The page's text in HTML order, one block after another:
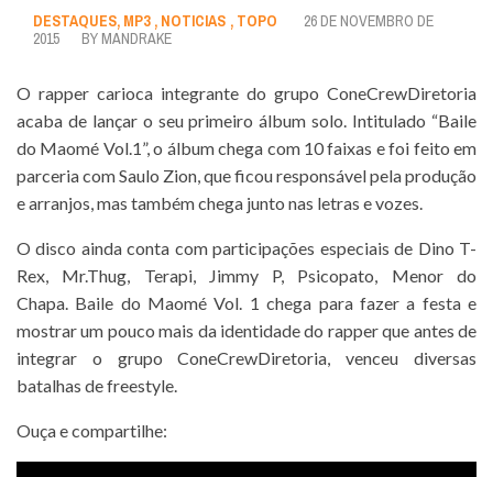
DESTAQUES, MP3 , NOTICIAS , TOPO
26 DE NOVEMBRO DE
2015
BY MANDRAKE
O rapper carioca integrante do grupo ConeCrewDiretoria
acaba de lançar o seu primeiro álbum solo. Intitulado “Baile
do Maomé Vol.1”, o álbum chega com 10 faixas e foi feito em
parceria com Saulo Zion, que ficou responsável pela produção
e arranjos, mas também chega junto nas letras e vozes.
O disco ainda conta com participações especiais de Dino T-
Rex, Mr.Thug, Terapi, Jimmy P, Psicopato, Menor do
Chapa. Baile do Maomé Vol. 1 chega para fazer a festa e
mostrar um pouco mais da identidade do rapper que antes de
integrar o grupo ConeCrewDiretoria, venceu diversas
batalhas de freestyle.
Ouça e compartilhe: